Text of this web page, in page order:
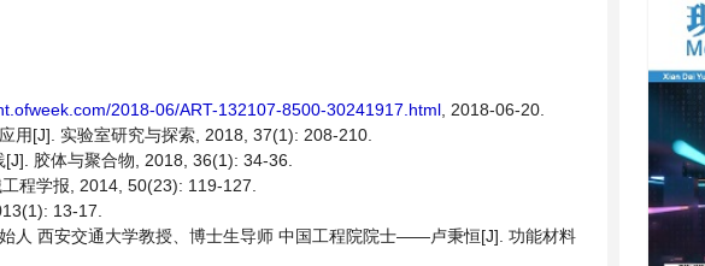
2018-06/ART-132107-8500-30241917.html , 2018-06-20.
用[J]. 实验室研究与探索, 2018, 37(1): 208-210.
胶体与聚合物, 2018, 36(1): 34-36.
程学报, 2014, 50(23): 119-127.
13-17.
人 西安交通大学教授、博士生导师 中国工程院院士——卢秉恒[J]. 功能材料